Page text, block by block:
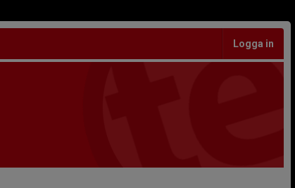
Logga in